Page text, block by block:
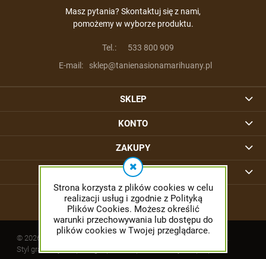
Strona korzysta z plików cookies w celu
realizacji usług i zgodnie z Polityką
Plików Cookies. Możesz określić
warunki przechowywania lub dostępu do
plików cookies w Twojej przeglądarce.
Masz pytania? Skontaktuj się z nami,
pomożemy w wyborze produktu.
Tel.:
533 800 909
E-mail:
sklep@tanienasionamarihuany.pl
SKLEP
KONTO
ZAKUPY
INFORMACJE
© 2026 tanienasionamarihuany.pl. Wszelkie prawa zastrzeżone.
Styl graficzny ShopGadget.pl
Sklep internetowy Shoper.pl